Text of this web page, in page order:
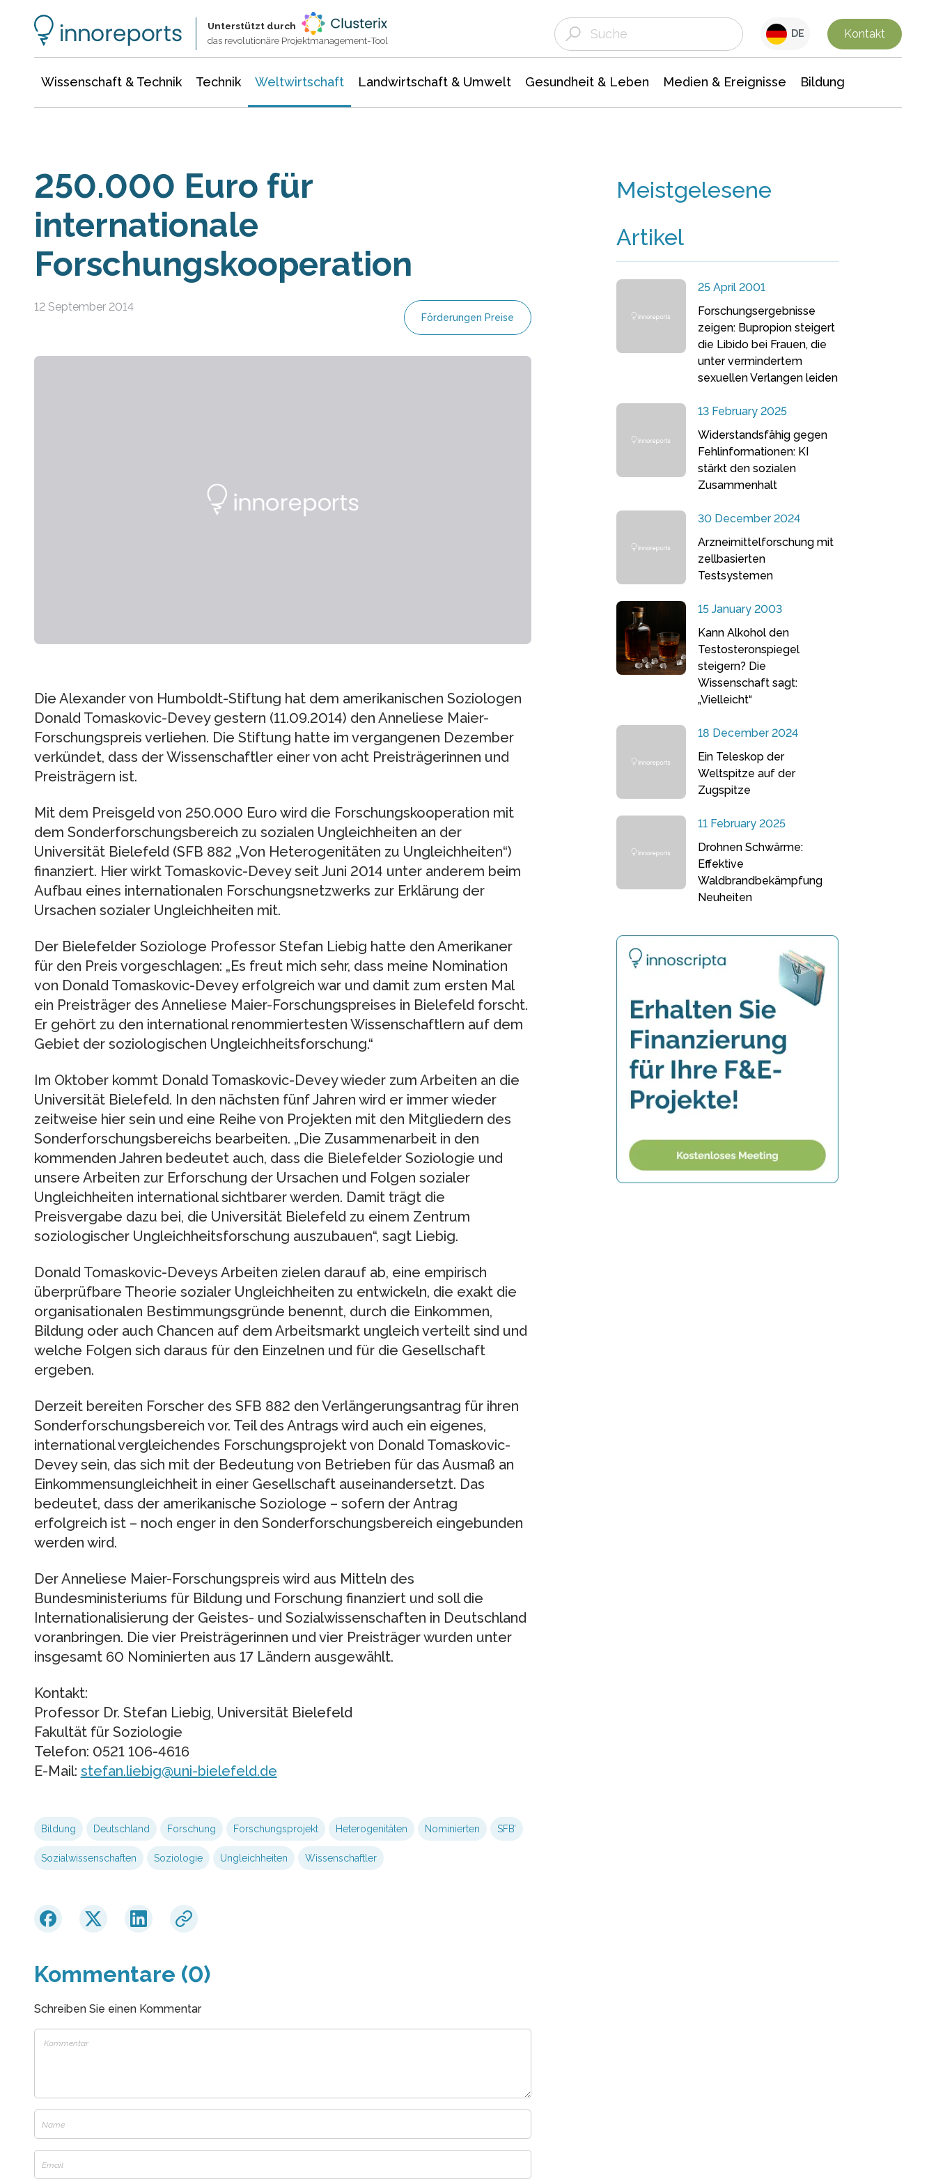
Unterstützt durch
das revolutionäre Projektmanagement-Tool
DE Kontakt
Wissenschaft & Technik Technik Weltwirtschaft Landwirtschaft & Umwelt Gesundheit & Leben Medien & Ereignisse Bildung
250.000 Euro für
internationale
Forschungskooperation
12 September 2014
Förderungen Preise
Die Alexander von Humboldt-Stiftung hat dem amerikanischen Soziologen
Donald Tomaskovic-Devey gestern (11.09.2014) den Anneliese Maier-
Forschungspreis verliehen. Die Stiftung hatte im vergangenen Dezember
verkündet, dass der Wissenschaftler einer von acht Preisträgerinnen und
Preisträgern ist.
Mit dem Preisgeld von 250.000 Euro wird die Forschungskooperation mit
dem Sonderforschungsbereich zu sozialen Ungleichheiten an der
Universität Bielefeld (SFB 882 „Von Heterogenitäten zu Ungleichheiten“)
finanziert. Hier wirkt Tomaskovic-Devey seit Juni 2014 unter anderem beim
Aufbau eines internationalen Forschungsnetzwerks zur Erklärung der
Ursachen sozialer Ungleichheiten mit.
Der Bielefelder Soziologe Professor Stefan Liebig hatte den Amerikaner
für den Preis vorgeschlagen: „Es freut mich sehr, dass meine Nomination
von Donald Tomaskovic-Devey erfolgreich war und damit zum ersten Mal
ein Preisträger des Anneliese Maier-Forschungspreises in Bielefeld forscht.
Er gehört zu den international renommiertesten Wissenschaftlern auf dem
Gebiet der soziologischen Ungleichheitsforschung.“
Im Oktober kommt Donald Tomaskovic-Devey wieder zum Arbeiten an die
Universität Bielefeld. In den nächsten fünf Jahren wird er immer wieder
zeitweise hier sein und eine Reihe von Projekten mit den Mitgliedern des
Sonderforschungsbereichs bearbeiten. „Die Zusammenarbeit in den
kommenden Jahren bedeutet auch, dass die Bielefelder Soziologie und
unsere Arbeiten zur Erforschung der Ursachen und Folgen sozialer
Ungleichheiten international sichtbarer werden. Damit trägt die
Preisvergabe dazu bei, die Universität Bielefeld zu einem Zentrum
soziologischer Ungleichheitsforschung auszubauen“, sagt Liebig.
Donald Tomaskovic-Deveys Arbeiten zielen darauf ab, eine empirisch
überprüfbare Theorie sozialer Ungleichheiten zu entwickeln, die exakt die
organisationalen Bestimmungsgründe benennt, durch die Einkommen,
Bildung oder auch Chancen auf dem Arbeitsmarkt ungleich verteilt sind und
welche Folgen sich daraus für den Einzelnen und für die Gesellschaft
ergeben.
Derzeit bereiten Forscher des SFB 882 den Verlängerungsantrag für ihren
Sonderforschungsbereich vor. Teil des Antrags wird auch ein eigenes,
international vergleichendes Forschungsprojekt von Donald Tomaskovic-
Devey sein, das sich mit der Bedeutung von Betrieben für das Ausmaß an
Einkommensungleichheit in einer Gesellschaft auseinandersetzt. Das
bedeutet, dass der amerikanische Soziologe – sofern der Antrag
erfolgreich ist – noch enger in den Sonderforschungsbereich eingebunden
werden wird.
Der Anneliese Maier-Forschungspreis wird aus Mitteln des
Bundesministeriums für Bildung und Forschung finanziert und soll die
Internationalisierung der Geistes- und Sozialwissenschaften in Deutschland
voranbringen. Die vier Preisträgerinnen und vier Preisträger wurden unter
insgesamt 60 Nominierten aus 17 Ländern ausgewählt.
Kontakt:
Professor Dr. Stefan Liebig, Universität Bielefeld
Fakultät für Soziologie
Telefon: 0521 106-4616
E-Mail: stefan.liebig@uni-bielefeld.de
Bildung Deutschland Forschung Forschungsprojekt Heterogenitäten Nominierten SFB’
Sozialwissenschaften Soziologie Ungleichheiten Wissenschaftler
Kommentare (0)
Schreiben Sie einen Kommentar
Meistgelesene
Artikel
25 April 2001
Forschungsergebnisse
zeigen: Bupropion steigert
die Libido bei Frauen, die
unter vermindertem
sexuellen Verlangen leiden
13 February 2025
Widerstandsfähig gegen
Fehlinformationen: KI
stärkt den sozialen
Zusammenhalt
30 December 2024
Arzneimittelforschung mit
zellbasierten
Testsystemen
15 January 2003
Kann Alkohol den
Testosteronspiegel
steigern? Die
Wissenschaft sagt:
„Vielleicht“
18 December 2024
Ein Teleskop der
Weltspitze auf der
Zugspitze
11 February 2025
Drohnen Schwärme:
Effektive
Waldbrandbekämpfung
Neuheiten